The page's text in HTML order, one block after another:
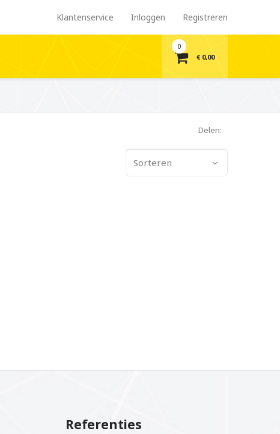
Klantenservice Inloggen Registreren
0
€ 0,00
Delen:
Sorteren
Referenties